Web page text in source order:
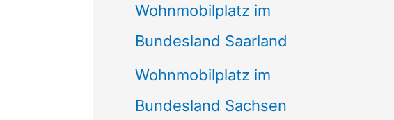
Wohnmobilplatz im
Bundesland Saarland
Wohnmobilplatz im
Bundesland Sachsen